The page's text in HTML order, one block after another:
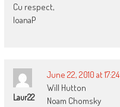
Cu respect,
IoanaP
Laur22
June 22, 2010 at 17:24
Will Hutton
Noam Chomsky